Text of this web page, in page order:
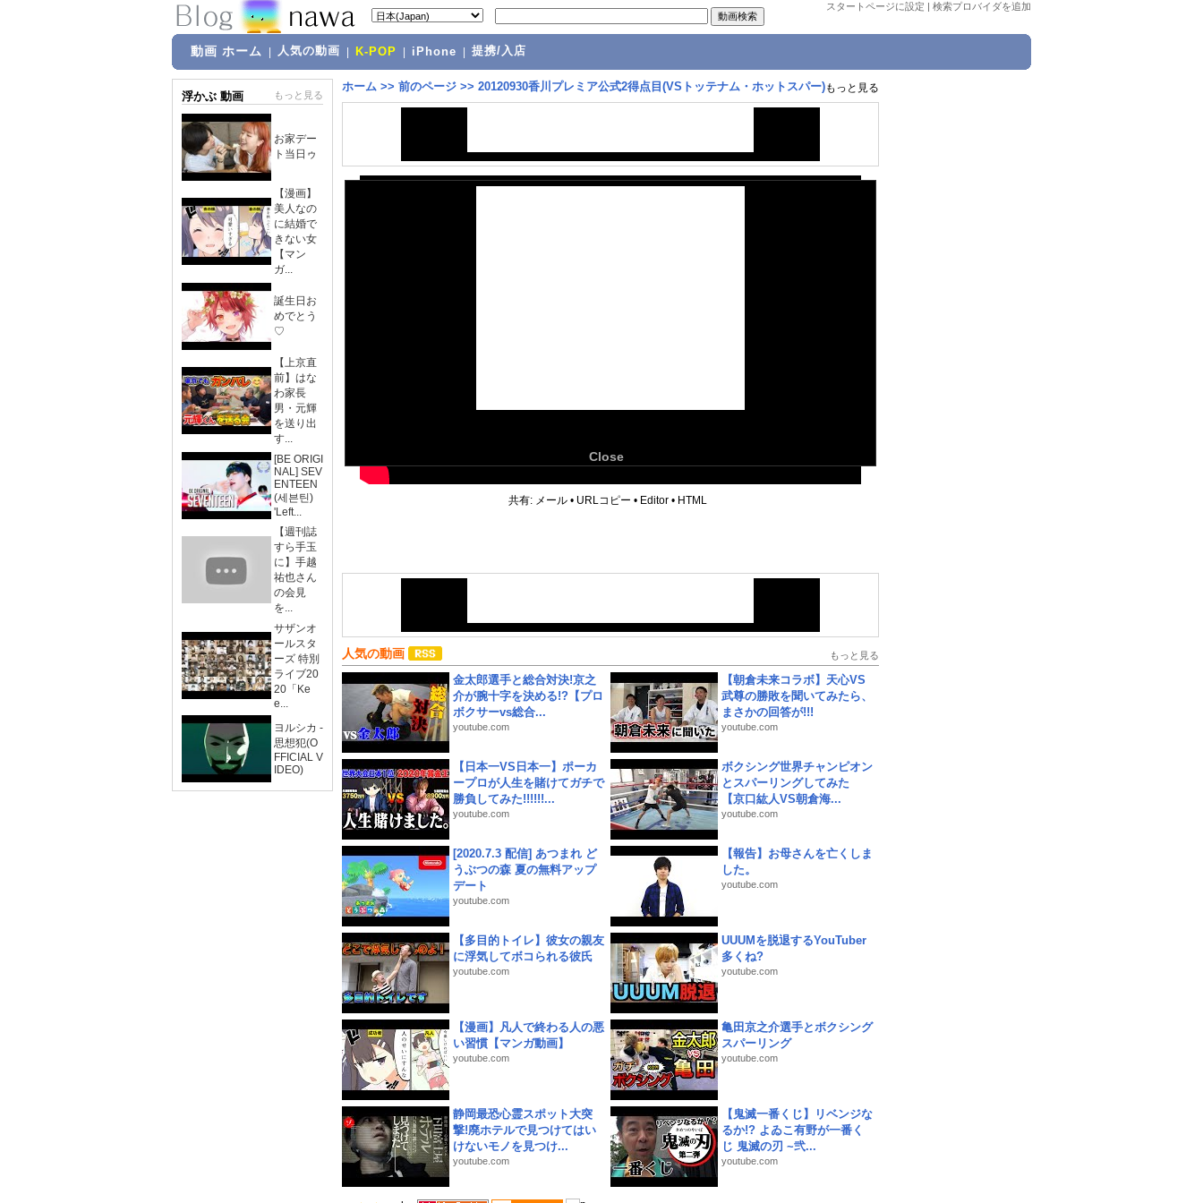
スタートページに設定 | 検索プロバイダを追加
動画 ホーム 人気の動画 K-POP iPhone 提携/入店
浮かぶ 動画 もっと見る
お家デー
ト当日ゥ
【漫画】
美人なの
に結婚で
きない女
【マン
ガ...
誕生日お
めでとう
♡
【上京直
前】はな
わ家長
男・元輝
を送り出
す...
[BE ORIGI
NAL] SEV
ENTEEN
(세븐틴)
'Left...
【週刊誌
すら手玉
に】手越
祐也さん
の会見
を...
サザンオ
ールスタ
ーズ 特別
ライブ20
20「Ke
e...
ヨルシカ -
思想犯(O
FFICIAL V
IDEO)
ホーム >> 前のページ >> 20120930香川プレミア公式2得点目(VSトッテナム・ホットスパー)もっと見る
Close
共有: メール • URLコピー • Editor • HTML
人気の動画 もっと見る
金太郎選手と総合対決!京之
介が腕十字を決める!?【プロ
ボクサーvs総合...
youtube.com
【朝倉未来コラボ】天心VS
武尊の勝敗を聞いてみたら、
まさかの回答が!!!
youtube.com
【日本一VS日本一】ポーカ
ープロが人生を賭けてガチで
勝負してみた!!!!!!...
youtube.com
ボクシング世界チャンピオン
とスパーリングしてみた
【京口紘人VS朝倉海...
youtube.com
[2020.7.3 配信] あつまれ ど
うぶつの森 夏の無料アップ
デート
youtube.com
【報告】お母さんを亡くしま
した。
youtube.com
【多目的トイレ】彼女の親友
に浮気してボコられる彼氏
youtube.com
UUUMを脱退するYouTuber
多くね?
youtube.com
【漫画】凡人で終わる人の悪
い習慣【マンガ動画】
youtube.com
亀田京之介選手とボクシング
スパーリング
youtube.com
静岡最恐心霊スポット大突
撃!廃ホテルで見つけてはい
けないモノを見つけ...
youtube.com
【鬼滅一番くじ】リベンジな
るか!? よゐこ有野が一番く
じ 鬼滅の刃 ~弐...
youtube.com